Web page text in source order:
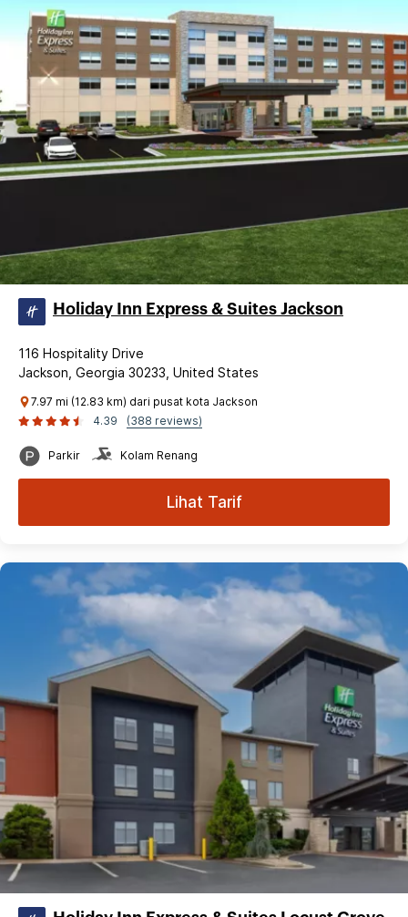
Holiday Inn Express & Suites Jackson
116 Hospitality Drive
Jackson, Georgia 30233, United States
7.97 mi (12.83 km) dari pusat kota Jackson
4.39
(388 reviews)
Parkir Kolam Renang
Lihat Tarif